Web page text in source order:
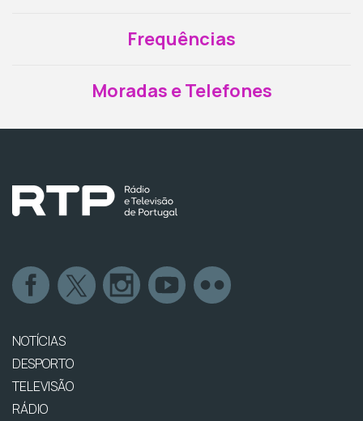
Frequências
Moradas e Telefones
NOTÍCIAS
DESPORTO
TELEVISÃO
RÁDIO